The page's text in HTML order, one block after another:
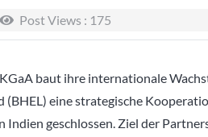
Post Views : 175
baut ihre internationale
(BHEL) eine strategische
geschlossen. Ziel der